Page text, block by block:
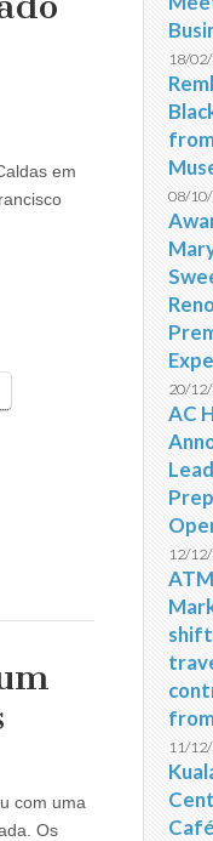
em
com uma
Os
18/
08/
20/
AC
12/
11/